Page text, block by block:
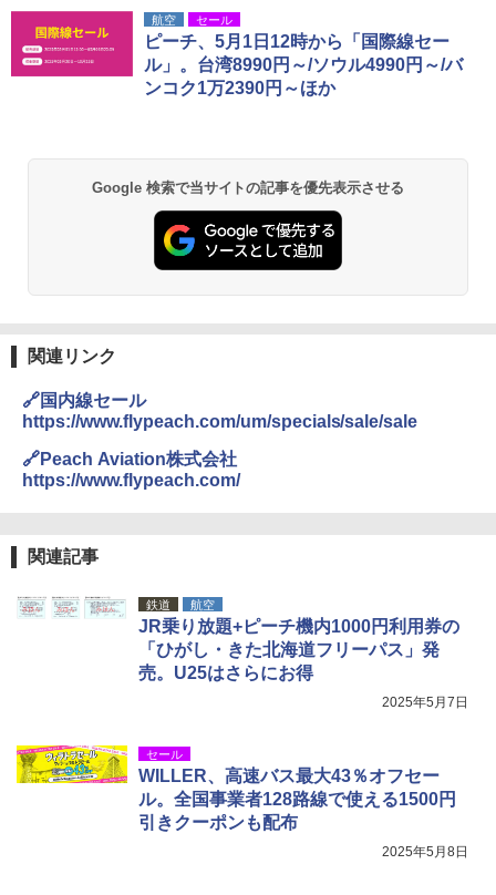
航空 セール
ピーチ、5月1日12時から「国際線セー
ル」。台湾8990円～/ソウル4990円～/バ
ンコク1万2390円～ほか
Google 検索で当サイトの記事を優先表示させる
関連リンク
🔗国内線セール
https://www.flypeach.com/um/specials/sale/sale
🔗Peach Aviation株式会社
https://www.flypeach.com/
関連記事
鉄道 航空
JR乗り放題+ピーチ機内1000円利用券の
「ひがし・きた北海道フリーパス」発
売。U25はさらにお得
2025年5月7日
セール
WILLER、高速バス最大43％オフセー
ル。全国事業者128路線で使える1500円
引きクーポンも配布
2025年5月8日